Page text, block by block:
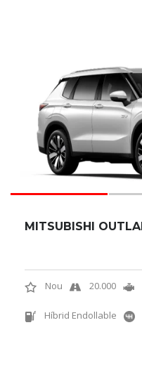
Nou 20.000
Híbrid Endollable